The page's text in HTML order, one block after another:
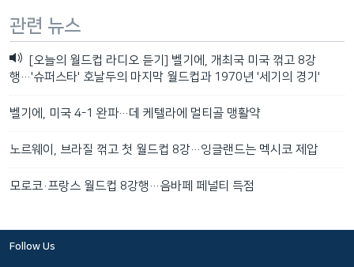
관련 뉴스
[오늘의 월드컵 라디오 듣기] 벨기에, 개최국 미국 꺾고 8강
행…'슈퍼스타' 호날두의 마지막 월드컵과 1970년 '세기의 경기'
벨기에, 미국 4-1 완파…데 케텔라에 멀티골 맹활약
노르웨이, 브라질 꺾고 첫 월드컵 8강…잉글랜드는 멕시코 제압
모로코·프랑스 월드컵 8강행…음바페 페널티 득점
Follow Us